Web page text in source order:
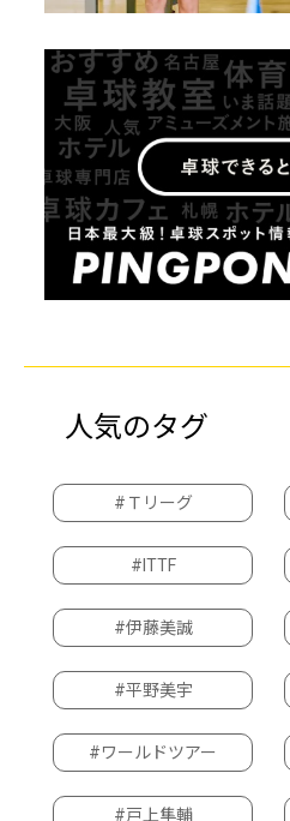
人気のタグ
#Ｔリーグ
#ITTF
#伊藤美誠
#平野美宇
#ワールドツアー
#戸上隼輔